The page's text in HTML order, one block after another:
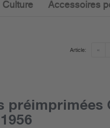
Culture Accessoires
«
Article:
préimprimées